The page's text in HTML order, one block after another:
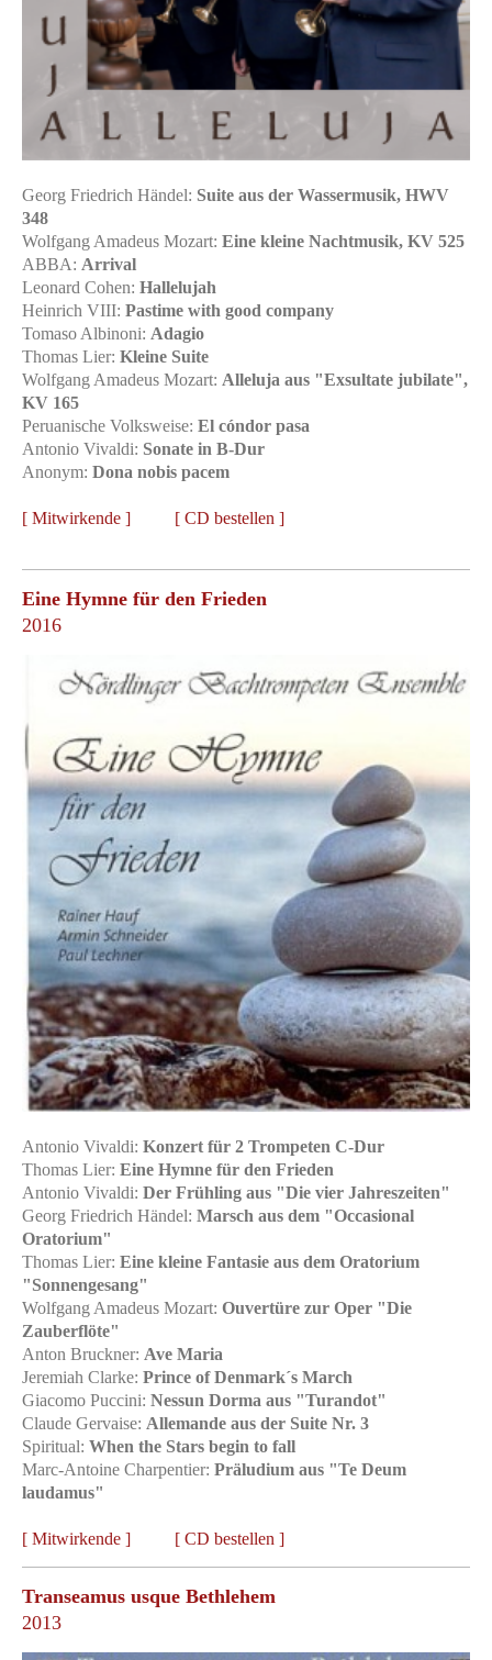
Georg Friedrich Händel: Suite aus der Wassermusik, HWV
348
Wolfgang Amadeus Mozart: Eine kleine Nachtmusik, KV 525
ABBA: Arrival
Leonard Cohen: Hallelujah
Heinrich VIII: Pastime with good company
Tomaso Albinoni: Adagio
Thomas Lier: Kleine Suite
Wolfgang Amadeus Mozart: Alleluja aus "Exsultate jubilate",
KV 165
Peruanische Volksweise: El cóndor pasa
Antonio Vivaldi: Sonate in B-Dur
Anonym: Dona nobis pacem
[ Mitwirkende ] [ CD bestellen ]
Eine Hymne für den Frieden
2016
Antonio Vivaldi: Konzert für 2 Trompeten C-Dur
Thomas Lier: Eine Hymne für den Frieden
Antonio Vivaldi: Der Frühling aus "Die vier Jahreszeiten"
Georg Friedrich Händel: Marsch aus dem "Occasional
Oratorium"
Thomas Lier: Eine kleine Fantasie aus dem Oratorium
"Sonnengesang"
Wolfgang Amadeus Mozart: Ouvertüre zur Oper "Die
Zauberflöte"
Anton Bruckner: Ave Maria
Jeremiah Clarke: Prince of Denmark´s March
Giacomo Puccini: Nessun Dorma aus "Turandot"
Claude Gervaise: Allemande aus der Suite Nr. 3
Spiritual: When the Stars begin to fall
Marc-Antoine Charpentier: Präludium aus "Te Deum
laudamus"
[ Mitwirkende ] [ CD bestellen ]
Transeamus usque Bethlehem
2013